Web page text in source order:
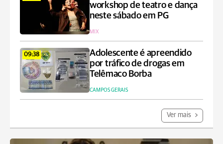
workshop de teatro e dança
neste sábado em PG
MIX
09:38
Adolescente é apreendido
por tráfico de drogas em
Telêmaco Borba
CAMPOS GERAIS
Ver mais